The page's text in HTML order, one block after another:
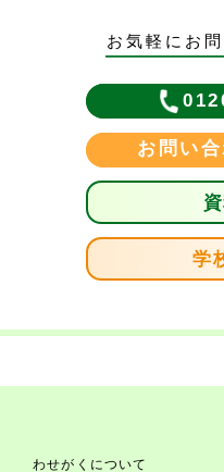
お気軽にお
お問い
学
わせがくについて